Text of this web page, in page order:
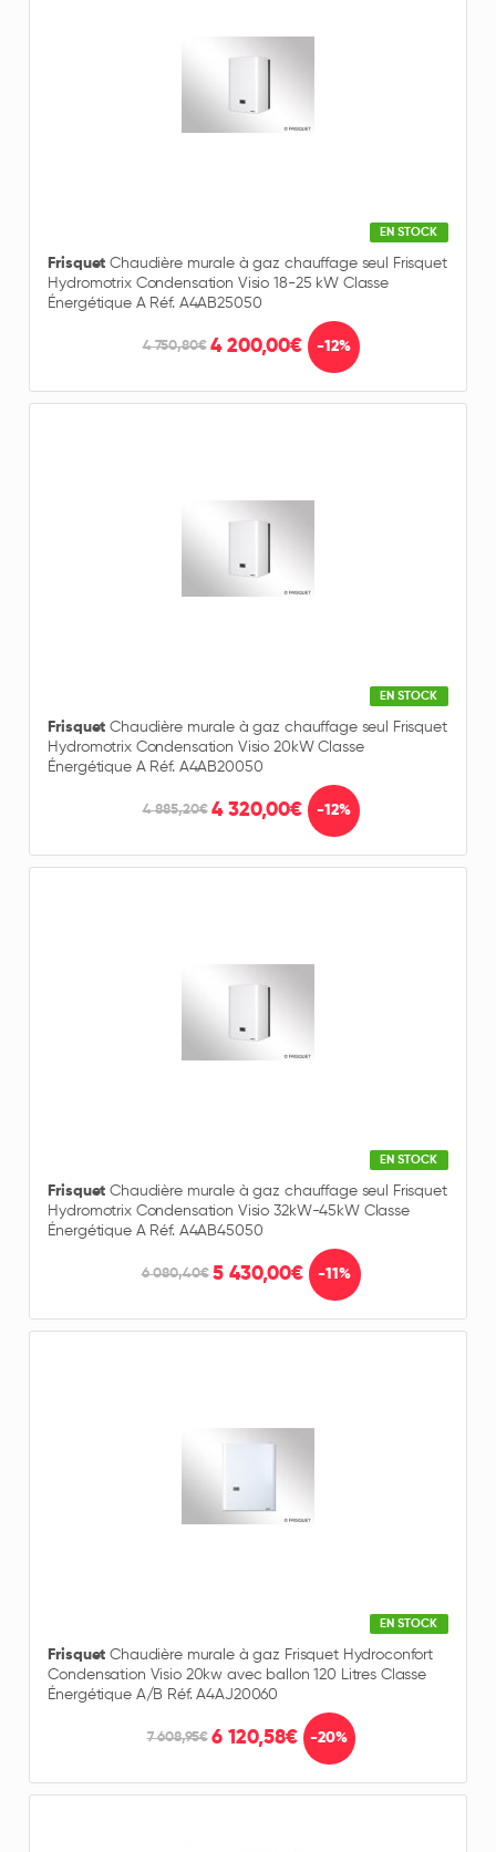
EN STOCK
Frisquet Chaudière murale à gaz chauffage seul Frisquet
Hydromotrix Condensation Visio 18-25 kW Classe
Énergétique A Réf. A4AB25050
4 750,80€ 4 200,00€ -12%
EN STOCK
Frisquet Chaudière murale à gaz chauffage seul Frisquet
Hydromotrix Condensation Visio 20kW Classe
Énergétique A Réf. A4AB20050
4 885,20€ 4 320,00€ -12%
EN STOCK
Frisquet Chaudière murale à gaz chauffage seul Frisquet
Hydromotrix Condensation Visio 32kW-45kW Classe
Énergétique A Réf. A4AB45050
6 080,40€ 5 430,00€ -11%
EN STOCK
Frisquet Chaudière murale à gaz Frisquet Hydroconfort
Condensation Visio 20kw avec ballon 120 Litres Classe
Énergétique A/B Réf. A4AJ20060
7 608,95€ 6 120,58€ -20%